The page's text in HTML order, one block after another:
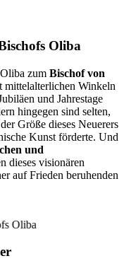
Oliba
zum Bischof von
mittelalterlichen Winkeln
und Jahrestage
hingegen sind selten,
Größe dieses Neuerers
Kunst förderte. Und
und
dieses visionären
auf Frieden beruhenden